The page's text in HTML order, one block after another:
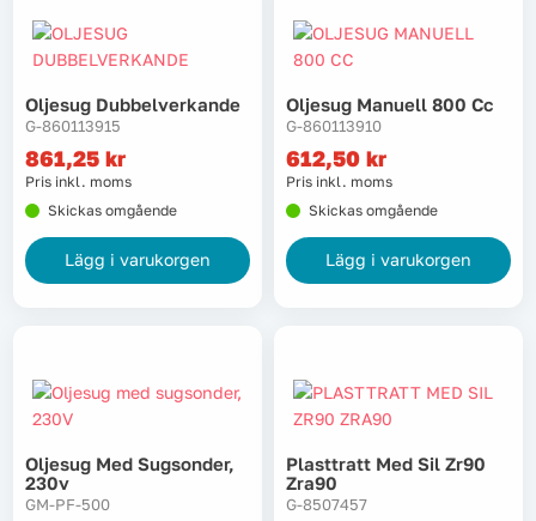
Oljesug Dubbelverkande
G-860113915
861,25 kr
Pris inkl. moms
Skickas omgående
Lägg i varukorgen
Oljesug Manuell 800 Cc
G-860113910
612,50 kr
Pris inkl. moms
Skickas omgående
Lägg i varukorgen
Oljesug Med Sugsonder,
230v
GM-PF-500
Plasttratt Med Sil Zr90
Zra90
G-8507457